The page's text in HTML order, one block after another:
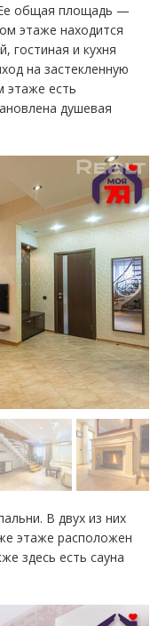
Ее общая площадь —
этаже находится
гостиная и кухня
на застекленную
этаже есть
душевая
В двух из них
этаже расположен
здесь есть сауна